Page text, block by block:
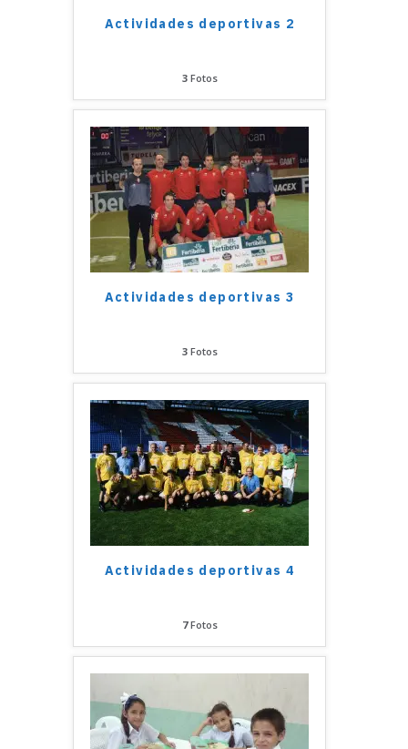
Actividades deportivas 2
3Fotos
Actividades deportivas 3
3Fotos
Actividades deportivas 4
7Fotos